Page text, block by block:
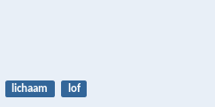
lichaam lof